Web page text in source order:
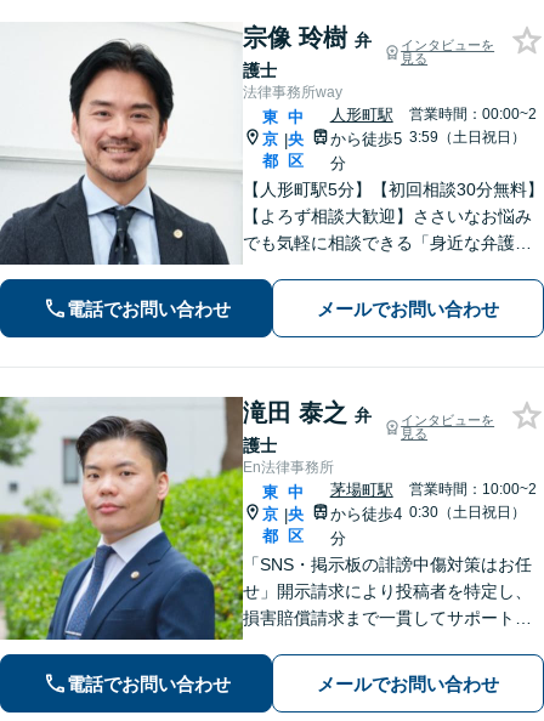
宗像 玲樹 弁
護士
インタビューを
見る
法律事務所way
東
京
都
|
中
央
区
人形町駅
から徒歩5
分
営業時間：00:00~2
3:59（土日祝日）
【人形町駅5分】【初回相談30分無料】
【よろず相談大歓迎】ささいなお悩み
でも気軽に相談できる「身近な弁護
お悩みに親身に寄り添い、明るい未来
を歩めるように精一杯サポートいたし
電話でお問い合わせ メールでお問い合わせ
滝田 泰之 弁
護士
インタビューを
見る
En法律事務所
東
京
都
|
中
央
区
茅場町駅
から徒歩4
分
営業時間：10:00~2
0:30（土日祝日）
「SNS・掲示板の誹謗中傷対策はお任
せ」開示請求により投稿者を特定し、
損害賠償請求まで一貫してサポート
士：法的に難しい問題でも尽力」【初
回相談60分無料】【弁護士直通電話相
電話でお問い合わせ メールでお問い合わせ